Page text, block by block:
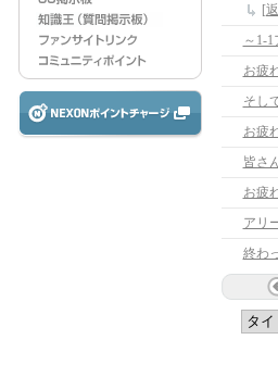
[
～1-
お疲
そし
皆さ
お疲
アリ
終わ